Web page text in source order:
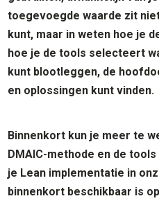
toegevoegde waarde zit
kunt, maar in weten hoe je
hoe je de tools selecteert
kunt blootleggen, de
en oplossingen kunt vinden.
Binnenkort kun je meer te
DMAIC-methode en de
je Lean implementatie in
binnenkort beschikbaar is